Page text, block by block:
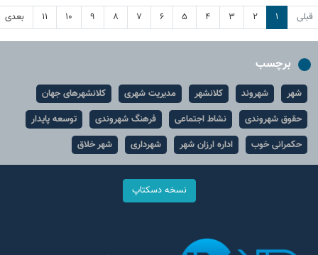
قبلی ۱ ۲ ۳ ۴ ۵ ۶ ۷ ۸ ۹ ۱۰ ۱۱ بعدی
برچسب
شهر شهروند کلانشهر مدیریت شهری
کلانشهرهای جهان
حقوق شهروندی
نشاط اجتماعی فرهنگ شهروندی
توسعه پایدار
حکمرانی خوب
اداره ارزان شهر شهرداری شهر خلاق
نسخه دسکتاپ